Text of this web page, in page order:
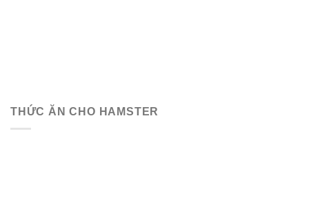
THỨC ĂN CHO HAMSTER